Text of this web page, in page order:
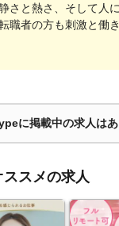
さと熱さ、そして人
職者の方も刺激と働
に掲載中の求人はあ
スメの求人